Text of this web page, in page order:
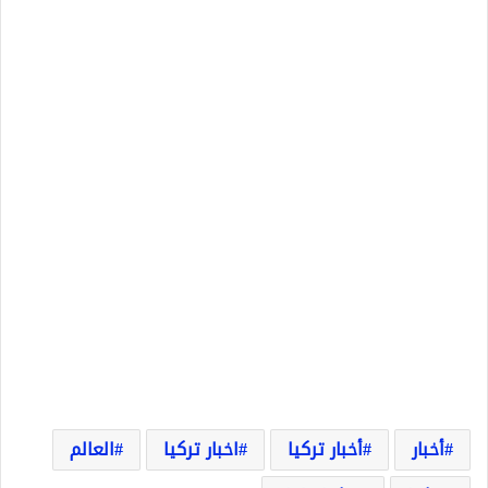
أخبار أخبار تركيا اخبار تركيا
العالم